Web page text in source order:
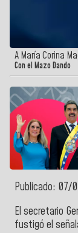
A María Corina
Con el Mazo Dando
Publicado: 07/
El secretario
fustigó el